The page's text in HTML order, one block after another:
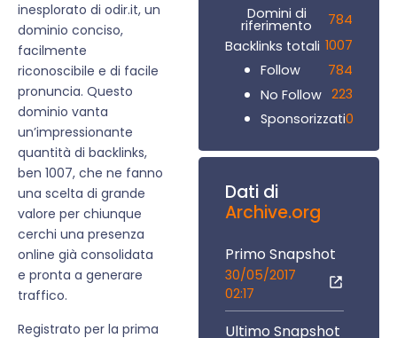
inesplorato di odir.it, un
dominio conciso,
facilmente
riconoscibile e di facile
pronuncia. Questo
dominio vanta
un’impressionante
quantità di backlinks,
ben 1007, che ne fanno
una scelta di grande
valore per chiunque
cerchi una presenza
online già consolidata
e pronta a generare
traffico.
Registrato per la prima
Domini di
riferimento
784
Backlinks totali 1007
Follow
784
No Follow 223
Sponsorizzati0
Dati di
Archive.org
Primo Snapshot
30/05/2017
02:17
Ultimo Snapshot